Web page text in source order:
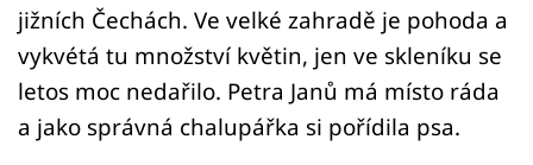
jižních Čechách. Ve velké zahradě je pohoda a
vykvétá tu množství květin, jen ve skleníku se
letos moc nedařilo. Petra Janů má místo ráda
a jako správná chalupářka si pořídila psa.